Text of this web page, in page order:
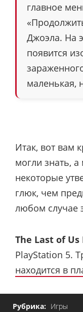
главное
Джоэла. На
появится
маленькая,
Итак, вот вам
могли знать,
некоторые
глюк, чем
любом случае
The Last of Us
PlayStation 5.
находится в
Рубрика: Игры